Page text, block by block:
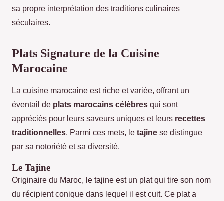
sa propre interprétation des traditions culinaires
séculaires.
Plats Signature de la Cuisine
Marocaine
La cuisine marocaine est riche et variée, offrant un
éventail de plats marocains célèbres qui sont
appréciés pour leurs saveurs uniques et leurs recettes
traditionnelles. Parmi ces mets, le tajine se distingue
par sa notoriété et sa diversité.
Le Tajine
Originaire du Maroc, le tajine est un plat qui tire son nom
du récipient conique dans lequel il est cuit. Ce plat a